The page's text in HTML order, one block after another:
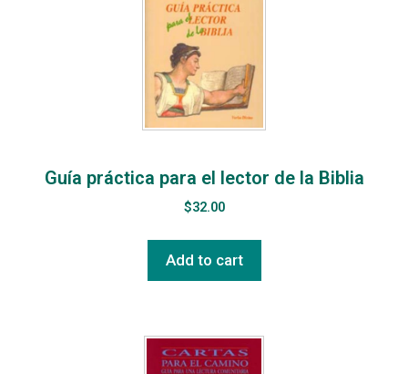
Guía práctica para el lector de la Biblia
$32.00
Add to cart